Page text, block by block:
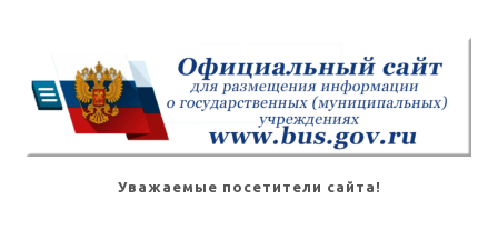
Уважаемые посетители сайта!